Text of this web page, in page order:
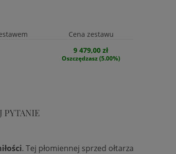
Cena zestawu
9 479,00 zł
Oszczędzasz (5.00%)
PYTANIE
. Tej płomiennej sprzed ołtarza